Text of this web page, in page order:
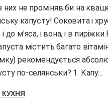
них не проміняв би на
капусту! Соковита і
до м'яса, і вона, і в
містить багато
рекомендується
по-селянськи? 1. Капу...
КУХНЯ